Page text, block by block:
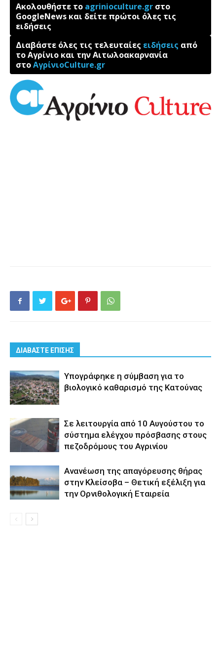
Ακολουθήστε το agrinioculture.gr στο
GoogleNews και δείτε πρώτοι όλες τις
ειδήσεις
Διαβάστε όλες τις τελευταίες ειδήσεις από
το Αγρίνιο και την Αιτωλοακαρνανία
στοΑγρίνιοCulture.gr
ΔΙΑΒΑΣΤΕ ΕΠΙΣΗΣ
Yπογράφηκε η σύμβαση για το
βιολογικό καθαρισμό της Κατούνας
Σε λειτουργία από 10 Αυγούστου το
σύστημα ελέγχου πρόσβασης στους
πεζοδρόμους του Αγρινίου
Aνανέωση της απαγόρευσης θήρας
στην Κλείσοβα – Θετική εξέλιξη για
την Ορνιθολογική Εταιρεία